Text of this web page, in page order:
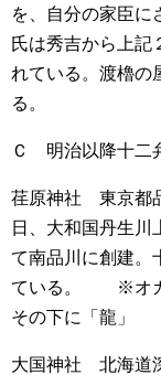
を、自分の家臣に
氏は秀吉から上記
れている。渡櫓の
る。
Ｃ 明治以降十二
荏原神社 東京都
日、大和国丹生
て南品川に創建。
ている。
※オカ
その下に「龍」
大国神社 北海道